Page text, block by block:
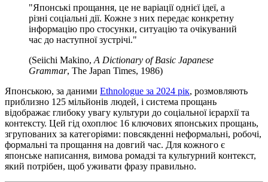
"Японські прощання, це не варіації однієї ідеї, а
різні соціальні дії. Кожне з них передає конкретну
інформацію про стосунки, ситуацію та очікуваний
час до наступної зустрічі."
(Seiichi Makino,A Dictionary of Basic Japanese
Grammar, The Japan Times, 1986)
Японською, за даними Ethnologue за 2024 рік, розмовляють
приблизно 125 мільйонів людей, і система прощань
відображає глибоку увагу культури до соціальної ієрархії та
контексту. Цей гід охоплює 16 ключових японських прощань,
згрупованих за категоріями: повсякденні неформальні, робочі,
формальні та прощання на довгий час. Для кожного є
японське написання, вимова ромадзі та культурний контекст,
який потрібен, щоб уживати фразу правильно.